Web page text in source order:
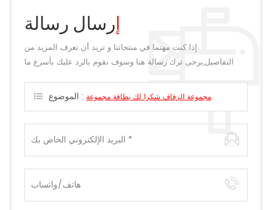
إرسال رسالة
إذا كنت مهتما في منتجاتنا و تريد أن تعرف المزيد من
التفاصيل,يرجى ترك رسالة هنا وسوف نقوم بالرد عليك بأسرع ما
الموضوع : مجموعة الزفاف شكرا لك بطاقة مجموعة